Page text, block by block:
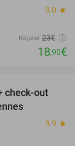
9.0 star
Régulier 23€
18,90€
33%
check-out
9.9 star